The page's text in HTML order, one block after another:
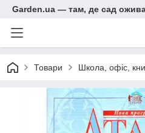
Garden.ua — там, де сад
Товари Школа, офіс,